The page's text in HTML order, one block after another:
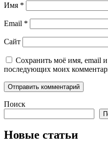
Имя *
Email *
Сайт
Сохранить моё имя, email и
последующих моих
Поиск
Новые статьи